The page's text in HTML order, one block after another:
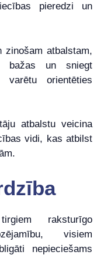
pieredzi un
zinošam atbalstam,
bažas un sniegt
orientēties
atbalstu veicina
vidi, kas atbilst
raksturīgo
visiem
nepieciešams